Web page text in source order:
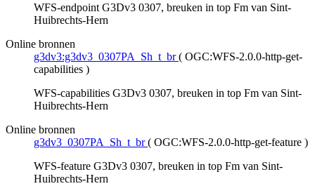
WFS-endpoint G3Dv3 0307, breuken in top Fm van Sint-
Huibrechts-Hern
Online bronnen
g3dv3:g3dv3_0307PA_Sh_t_br ( OGC:WFS-2.0.0-http-get-
capabilities )
WFS-capabilities G3Dv3 0307, breuken in top Fm van Sint-
Huibrechts-Hern
Online bronnen
g3dv3_0307PA_Sh_t_br ( OGC:WFS-2.0.0-http-get-feature )
WFS-feature G3Dv3 0307, breuken in top Fm van Sint-
Huibrechts-Hern